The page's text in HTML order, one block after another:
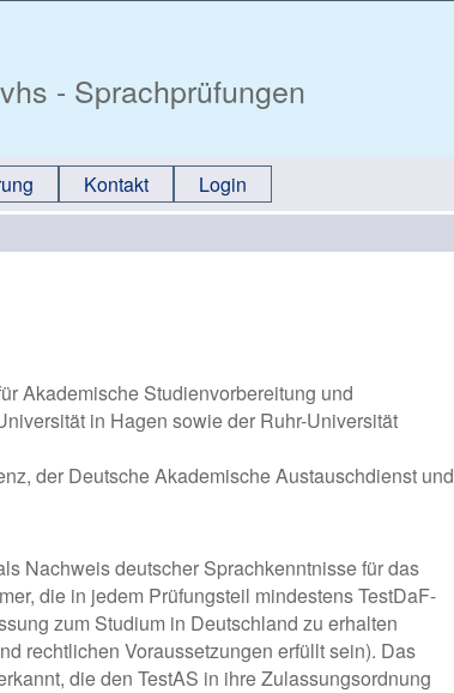
vhs - Sprachprüfungen
Kontakt Login
Akademische Studienvorbereitung und
in Hagen sowie der Ruhr-Universität
der Deutsche Akademische Austauschdienst und
Nachweis deutscher Sprachkenntnisse für das
die in jedem Prüfungsteil mindestens TestDaF-
zum Studium in Deutschland zu erhalten
rechtlichen Voraussetzungen erfüllt sein). Das
die den TestAS in ihre Zulassungsordnung